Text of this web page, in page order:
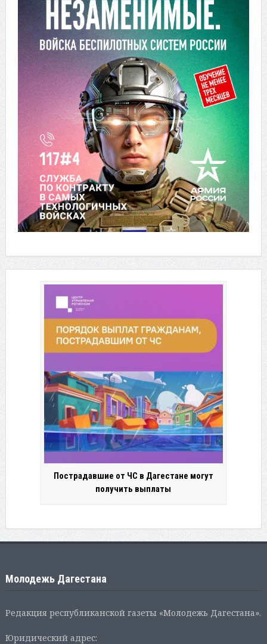
Пострадавшие от ЧС в Дагестане могут
получить выплаты
Молодежь Дагестана
Редакция республиканской газеты «Молодежь Дагестана».
Юридический адрес: